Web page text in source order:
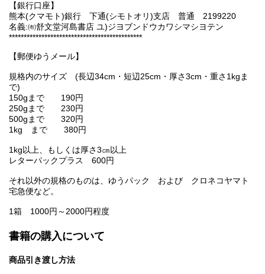
【銀行口座】
熊本(クマモト)銀行 下通(シモトオリ)支店 普通 2199220
名義:㈲舒文堂河島書店 ユ)ジヨブンドウカワシマシヨテン
*********************************************
【郵便ゆうメール】
規格内のサイズ (長辺34cm・短辺25cm・厚さ3cm・重さ1kgま
で)
150gまで 190円
250gまで 230円
500gまで 320円
1kg まで 380円
1kg以上、もしくは厚さ3㎝以上
レターパックプラス 600円
それ以外の規格のものは、ゆうパック および クロネコヤマト
宅急便など。
1箱 1000円～2000円程度
書籍の購入について
商品引き渡し方法